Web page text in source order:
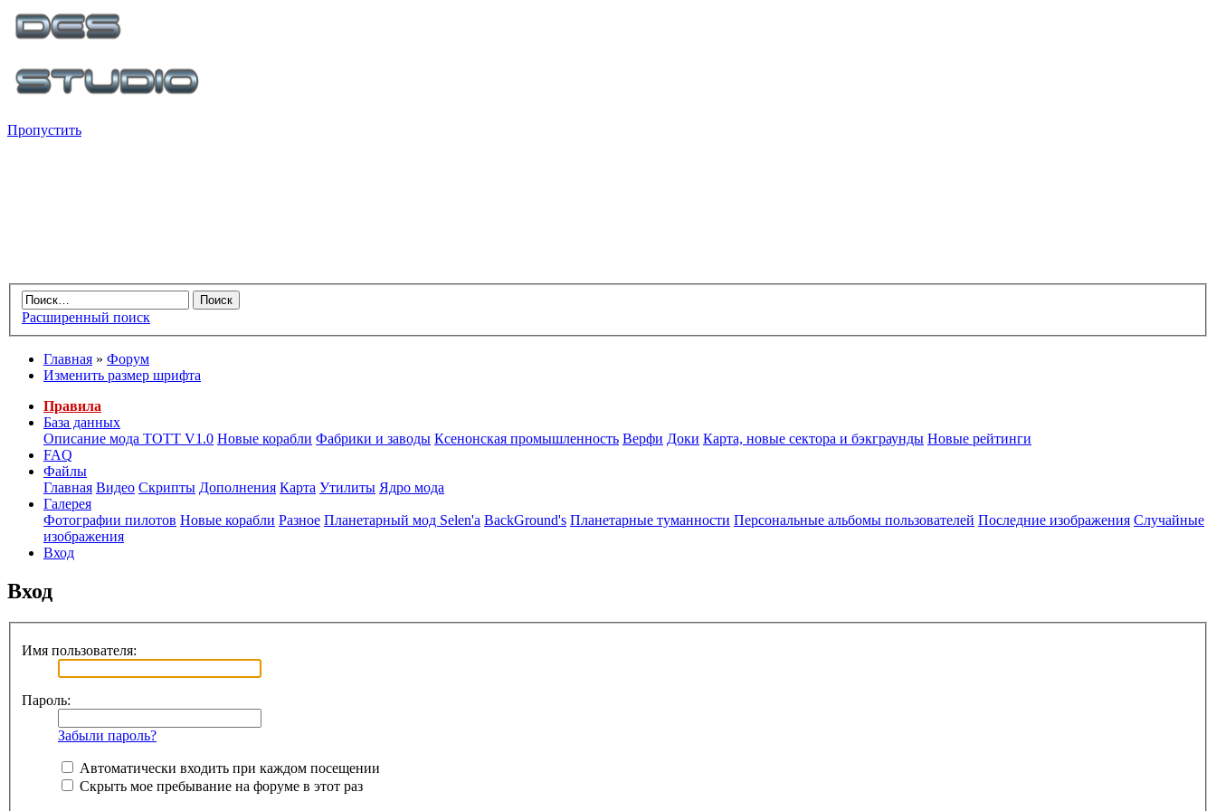
Пропустить
Расширенный поиск
Главная » Форум
Изменить размер шрифта
Правила
База данных
Описание мода ТОТТ V1.0 Новые корабли Фабрики и заводы Ксенонская промышленность Верфи Доки Карта, новые сектора и бэкграунды Новые рейтинги
FAQ
Файлы
Главная Видео Скрипты Дополнения Карта Утилиты Ядро мода
Галерея
Фотографии пилотов Новые корабли Разное Планетарный мод Selen'a BackGround's Планетарные туманности Персональные альбомы пользователей Последние изображения Случайные
изображения
Вход
Вход
Имя пользователя:
Пароль:
Забыли пароль?
Автоматически входить при каждом посещении
Скрыть мое пребывание на форуме в этот раз